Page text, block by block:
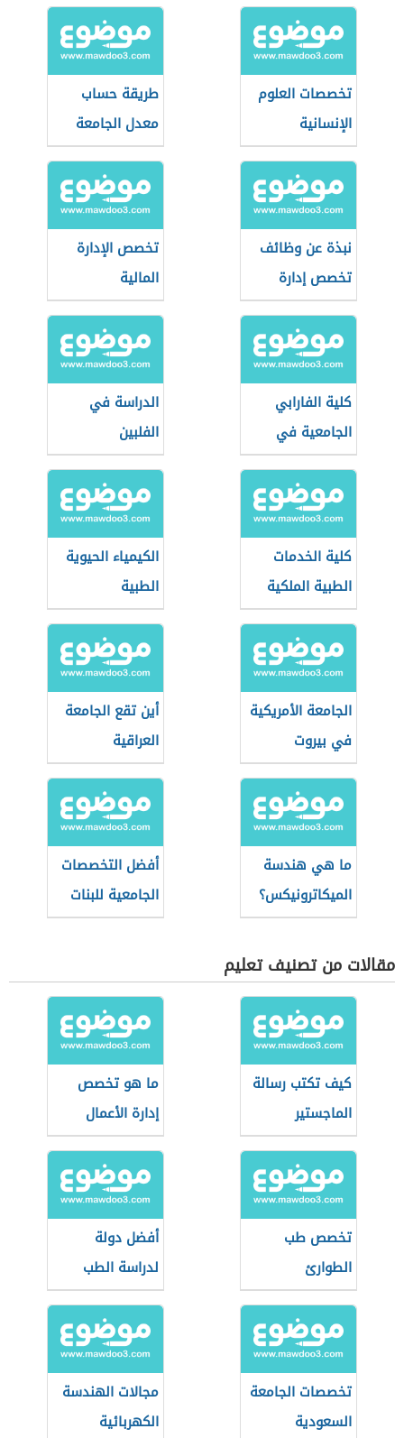
تخصصات العلوم
الإنسانية
طريقة حساب
معدل الجامعة
نبذة عن وظائف
تخصص إدارة
الأعمال
تخصص الإدارة
المالية
كلية الفارابي
الجامعية في
العراق
الدراسة في
الفلبين
كلية الخدمات
الطبية الملكية
للمهن المساعدة
الكيمياء الحيوية
الطبية
الجامعة الأمريكية
في بيروت
أين تقع الجامعة
العراقية
ما هي هندسة
الميكاترونيكس؟
أفضل التخصصات
الجامعية للبنات
مقالات من تصنيف تعليم
كيف تكتب رسالة
الماجستير
ما هو تخصص
إدارة الأعمال
تخصص طب
الطوارئ
أفضل دولة
لدراسة الطب
تخصصات الجامعة
السعودية
مجالات الهندسة
الكهربائية